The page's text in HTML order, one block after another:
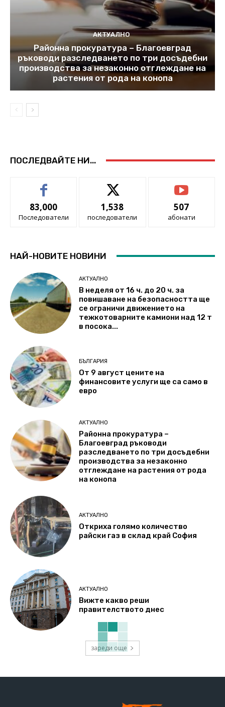
АКТУАЛНО
Районна прокуратура – Благоевград
ръководи разследването по три досъдебни
производства за незаконно отглеждане на
растения от рода на конопа
ПОСЛЕДВАЙТЕ НИ...
83,000
Последователи
1,538
последователи
507
абонати
НАЙ-НОВИТЕ НОВИНИ
АКТУАЛНО
В неделя от 16 ч. до 20 ч. за
повишаване на безопасността ще
се ограничи движението на
тежкотоварните камиони над 12 т
в посока...
БЪЛГАРИЯ
От 9 август цените на
финансовите услуги ще са само в
евро
АКТУАЛНО
Районна прокуратура –
Благоевград ръководи
разследването по три досъдебни
производства за незаконно
отглеждане на растения от рода
на конопа
АКТУАЛНО
Откриха голямо количество
райски газ в склад край София
АКТУАЛНО
Вижте какво реши
правителството днес
зареди още